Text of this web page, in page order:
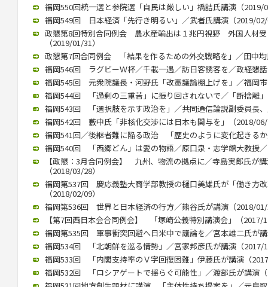
福岡550回統一選と参院選「自民は厳しい」橋詰氏講演（2019/
福岡549回 日本経済「先行き明るい」／武者氏講演（2019/
政懇第8回特別合同例会 農水産輸出は１兆円視野 外国人材受
（2019/01/31）
政懇第7回合同例会 「結果を作るための外交戦略を」／田中
福岡546回 ラグビーＷ杯／千載一遇／訪日客誘客を／政経懇
福岡545回 元衆院議長・河野氏「改憲議論棚上げを」／福岡
福岡544回 「過剰の三重苦」に振り回されないで／「断捨離
福岡543回 「選択肢を示す政治を」／共同通信論説副委員長
福岡542回 藪中氏「非核化交渉には日本も関与を」（2018/
福岡541回／後継者難に陥る政治 「歴史のように変化起きる
福岡540回 「西郷どん」は愛の物語／原口泉・志学館大教授
【政懇：3月合同例会】 九州、物流の拠点に／寺島実郎氏が
（2018/03/28）
福岡第537回 慶応義塾大商学部教授の樋口美雄氏が「働き方
（2018/02/09）
福岡第536回 世界と日本経済の行方／熊谷氏が講演（2018/
【第7回西日本会合同例会】 「塚崎公義特別講演会」（2017/
福岡第535回 軍事衝突回避へ日米中で議論を／宮本雄二氏が
福岡534回 「北朝鮮を巡る情勢」／宮家邦彦氏が講演（2017/
福岡533回 「内閣支持率のＶ字回復困難」伊藤氏が講演（
福岡532回 「ロシアゲートで揺らぐ可能性」／渡部氏が講演